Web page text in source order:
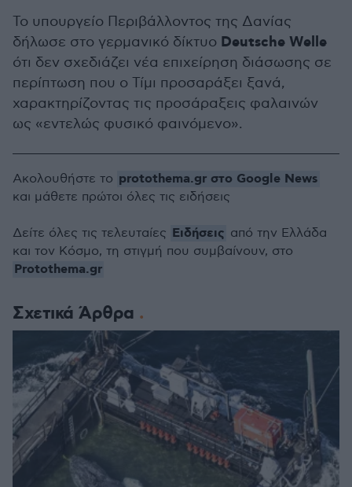
Το υπουργείο Περιβάλλοντος της Δανίας
δήλωσε στο γερμανικό δίκτυο Deutsche Welle
ότι δεν σχεδιάζει νέα επιχείρηση διάσωσης σε
περίπτωση που ο Τίμι προσαράξει ξανά,
χαρακτηρίζοντας τις προσάραξεις φαλαινών
ως «εντελώς φυσικό φαινόμενο».
Σχετικά Άρθρα
Ακολουθήστε το protothema.gr στο Google News
και μάθετε πρώτοι όλες τις ειδήσεις
Δείτε όλες τις τελευταίες Ειδήσεις από την Ελλάδα
και τον Κόσμο, τη στιγμή που συμβαίνουν, στο
Protothema.gr